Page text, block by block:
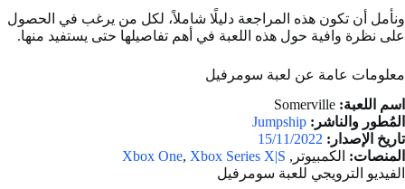
t
ونأمل أن تكون هذه المراجعة دليلًا شاملاً، لكل من يرغب في الحصول
على نظرة وافية حول هذه اللعبة في أهم تفاصيلها حتى يستفيد منها.
معلومات عامة عن لعبة سومرفيل
اسم اللعبة: Somerville
المُطور والناشر: Jumpship
تاريخ الإصدار: 15/11/2022
المنصات: الكمبيوتر, Xbox One, Xbox Series X|S
الفيديو الترويجي للعبة سومرفيل